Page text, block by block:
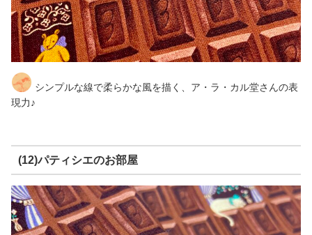
シンプルな線で柔らかな風を描く、ア・ラ・カル堂さんの表
現力♪
(12)パティシエのお部屋